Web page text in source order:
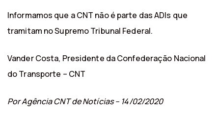
Informamos que a CNT não é parte das ADIs que
tramitam no Supremo Tribunal Federal.
Vander Costa, Presidente da Confederação Nacional
do Transporte – CNT
Por Agência CNT de Notícias – 14/02/2020